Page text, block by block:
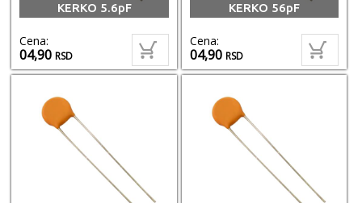
KERKO 5.6pF
Cena:
04,90RSD
KERKO 56pF
Cena:
04,90RSD